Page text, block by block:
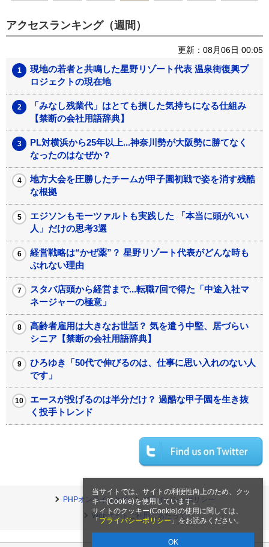
当サイトでは、サイトの利便性向上のため、クッ
キー(Cookie)を使用しています。
サイトのクッキー(Cookie)の使用に関しては、
「 プライバシーポリシー 」をお読みください。
OK
アクセスランキング（週間）
更新：08月06日 00:05
現地の若者と共鳴した星野リゾート代表 温泉街復興プ
ロジェクトの現在地
「みなし残業代」はとても損した気持ちになる仕組み
【禁断の会社用語辞典】
PL対横浜から25年以上...神奈川勢が大阪勢に勝てなく
なったのはなぜか？
地方大会を圧勝したチームが甲子園初戦で姿を消す残酷
な根拠
エジソンもモーツァルトも実践した 「本当に頭がいい
人」だけの思考3選
経営戦略は“かぜ薬”？ 星野リゾート代表がどんな時も
ぶれない理由
スタバ店頭から経営まで...転職7回で得た「中途入社マ
ネージャーの極意」
高齢者雇用は大きなお世話？ 気を遣う中堅、居づらい
シニア【禁断の会社用語辞典】
ひろゆき「50代で伸びるのは、仕事に思い入れのない人
です」
エースが投げるのは半分だけ？ 過酷な甲子園を生き抜
く投手トレンド
PHPオンラインとは
プライバシーポリシー
Webサイトご利用にあたって